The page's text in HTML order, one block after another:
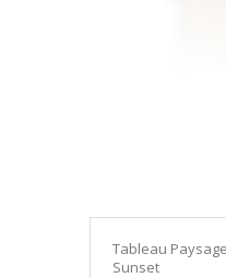
Tableau
Sunset